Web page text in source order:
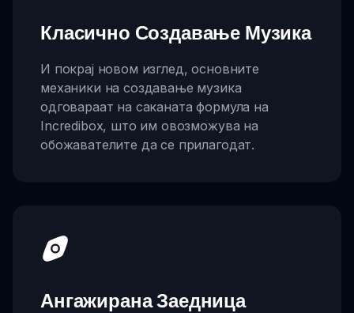
Класично Создавање Музика
И покрај новом изглед, основните
механики на создавање музика
одговараат на саканата формула на
Incredibox, што им овозможува на
обожавателите да се прилагодат.
Ангажирана Заедница